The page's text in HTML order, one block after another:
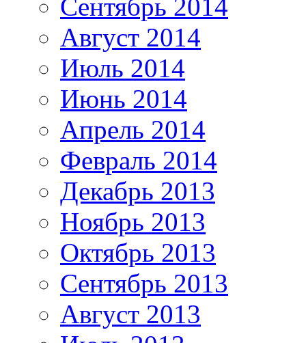
Сентябрь 2014
Август 2014
Июль 2014
Июнь 2014
Апрель 2014
Февраль 2014
Декабрь 2013
Ноябрь 2013
Октябрь 2013
Сентябрь 2013
Август 2013